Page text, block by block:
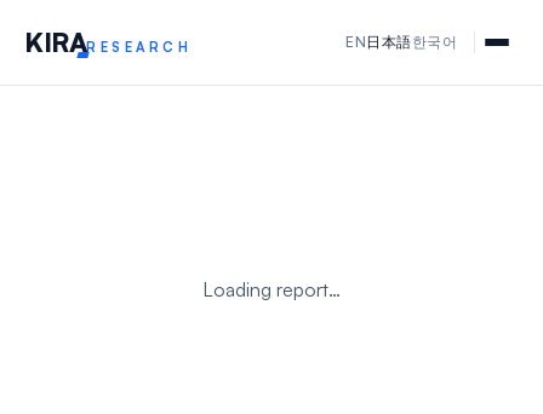
KIRARESEARCH EN 日本語한국어
Loading report…